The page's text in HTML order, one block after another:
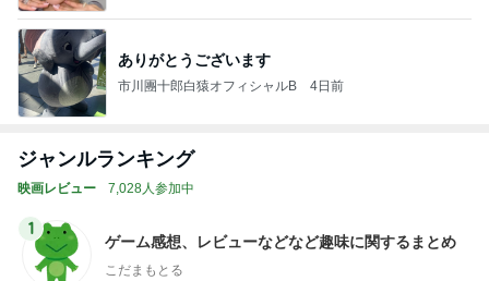
ありがとうございます
市川團十郎白猿オフィシャルB 4日前
ジャンルランキング
映画レビュー 7,028人参加中
1
ゲーム感想、レビューなどなど趣味に関するまとめ
こだまもとる